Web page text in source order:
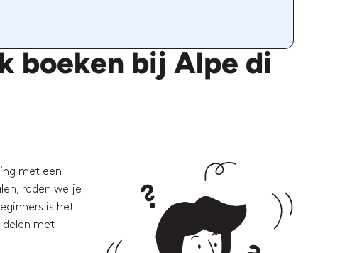
boeken bij Alpe di
met een
raden we je
is het
delen met